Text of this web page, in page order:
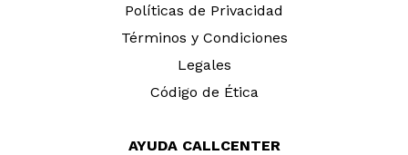
Políticas de Privacidad
Términos y Condiciones
Legales
Código de Ética
AYUDA CALLCENTER